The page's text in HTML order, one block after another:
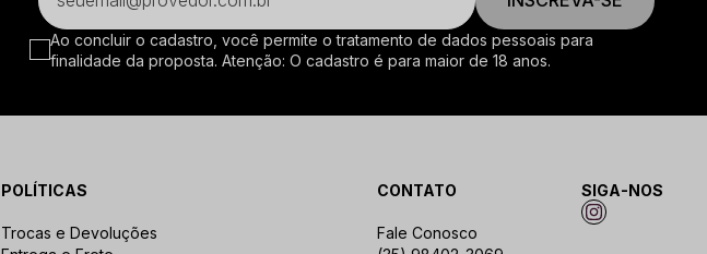
Ao concluir o cadastro, você permite o tratamento de dados pessoais para
finalidade da proposta. Atenção: O cadastro é para maior de 18 anos.
POLÍTICAS
Trocas e Devoluções
CONTATO
Fale Conosco
SIGA-NOS